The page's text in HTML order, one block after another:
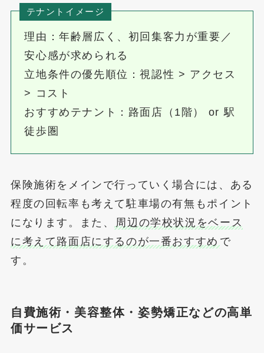
テナントイメージ
理由：年齢層広く、初回集客力が重要／
安心感が求められる
立地条件の優先順位：視認性 > アクセス
> コスト
おすすめテナント：路面店（1階） or 駅
徒歩圏
保険施術をメインで行っていく場合には、ある
程度の回転率も考えて駐車場の有無もポイント
になります。また、
周辺の学校状況をベース
に考えて路面店にするのが一番おすすめ で
す。
自費施術・美容整体・姿勢矯正などの高単
価サービス